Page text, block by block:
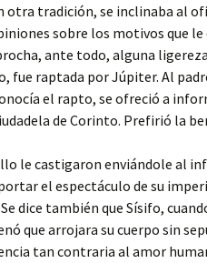
otra tradición, se inclinaba al
sobre los motivos que
ante todo, alguna
fue raptada por Júpiter. Al
el rapto, se ofreció a
de Corinto. Prefirió la
le castigaron enviándole al
el espectáculo de su
dice también que Sísifo,
que arrojara su cuerpo sin
tan contraria al amor